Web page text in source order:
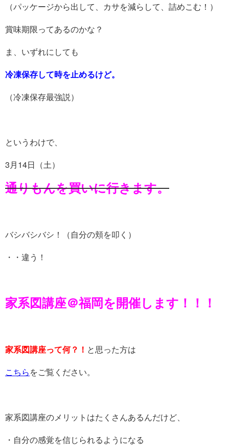
（パッケージから出して、カサを減らして、詰めこむ！）
賞味期限ってあるのかな？
ま、いずれにしても
冷凍保存して時を止めるけど。
（冷凍保存最強説）
というわけで、
3月14日（土）
通りもんを買いに行きます。
バシバシバシ！（自分の頬を叩く）
・・違う！
家系図講座＠福岡を開催します！！！
家系図講座って何？！ と思った方は
こちらをご覧ください。
家系図講座のメリットはたくさんあるんだけど、
・自分の感覚を信じられるようになる